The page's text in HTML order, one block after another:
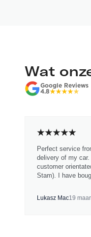
Wat
Google Reviews
4.8
Perfect service
delivery of my
customer
Stam). I have
Lukasz Mac19